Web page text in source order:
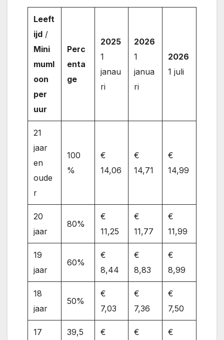
Leeft
ijd /
Mini
muml
oon
per
uur
Perc
enta
ge
2025
1
janau
ri
2026
1
janua
ri
2026
1 juli
21
jaar
en
oude
r
100
%
€
14,06
€
14,71
€
14,99
20
jaar
80%
€
11,25
€
11,77
€
11,99
19
jaar
60%
€
8,44
€
8,83
€
8,99
18
jaar
50%
€
7,03
€
7,36
€
7,50
17 39,5 € € €